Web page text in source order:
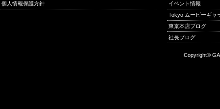
個人情報保護方針
イベント情報
Tokyo ムービーギャ
東京本店ブログ
社長ブログ
Copyright©